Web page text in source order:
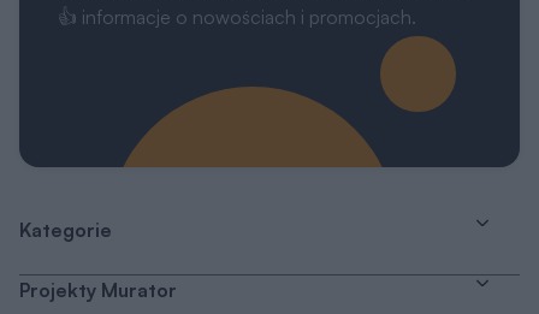
👍 informacje o nowościach i promocjach.
Kategorie
Projekty Murator